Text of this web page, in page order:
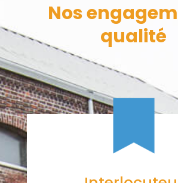
Nos
qualité